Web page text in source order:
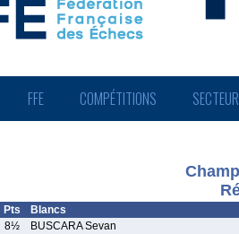
FFE COMPÉTITIONS
Pts
Blancs
8½
BUSCARA Sevan